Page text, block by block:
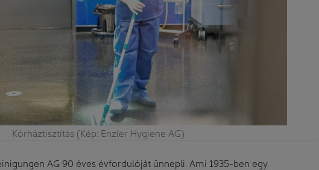
Kórháztisztítás (Kép: Enzler Hygiene AG)
AG 90 éves évfordulóját ünnepli. Ami 1935-ben egy